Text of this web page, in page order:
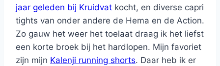
jaar geleden bij Kruidvat kocht, en diverse capri
tights van onder andere de Hema en de Action.
Zo gauw het weer het toelaat draag ik het liefst
een korte broek bij het hardlopen. Mijn favoriet
zijn mijn Kalenji running shorts. Daar heb ik er